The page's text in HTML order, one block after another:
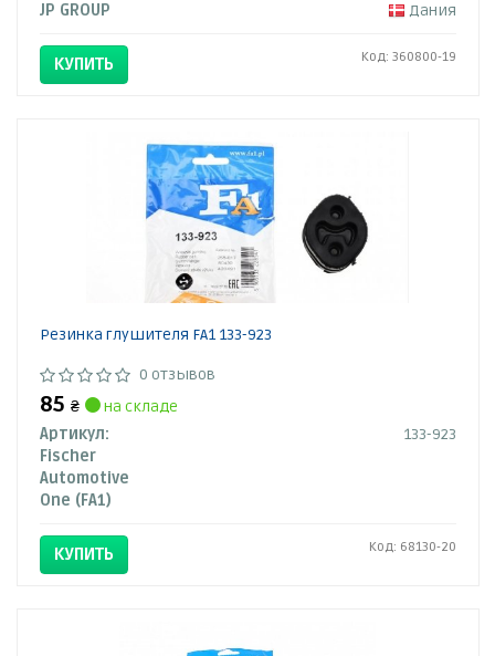
JP GROUP
Дания
КУПИТЬ Код: 360800-19
Резинка глушителя FA1 133-923
0 отзывов
85 ₴
на складе
Артикул:
133-923
Fischer
Automotive
One (FA1)
КУПИТЬ Код: 68130-20